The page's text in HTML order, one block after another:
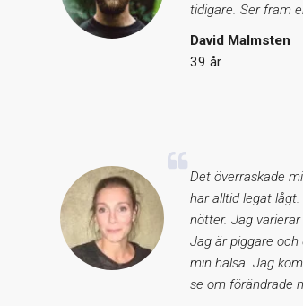
tidigare. Ser fram
David Malmsten
39 år
Det överraskade
har alltid legat
nötter. Jag
Jag är piggare
min hälsa. Jag
se om förändrade